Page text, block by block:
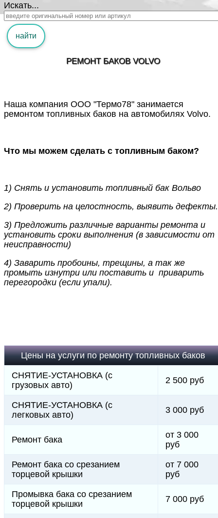
Искать...
найти
РЕМОНТ БАКОВ VOLVO
Наша компания ООО "Термо78" занимается
ремонтом топливных баков на автомобилях Volvo.
Что мы можем сделать с топливным баком?
1) Снять и установить топливный бак Вольво
2) Проверить на целостность, выявить дефекты.
3) Предложить различные варианты ремонта и
установить сроки выполнения (в зависимости от
неисправности)
4) Заварить пробоины, трещины, а так же
промыть изнутри или поставить и приварить
перегородки (если упали).
Цены на услуги по ремонту топливных баков
СНЯТИЕ-УСТАНОВКА (с
грузовых авто)
2 500 руб
СНЯТИЕ-УСТАНОВКА (с
легковых авто)
3 000 руб
Ремонт бака
от 3 000
руб
Ремонт бака со срезанием
торцевой крышки
от 7 000
руб
Промывка бака со срезанием
торцевой крышки
7 000 руб